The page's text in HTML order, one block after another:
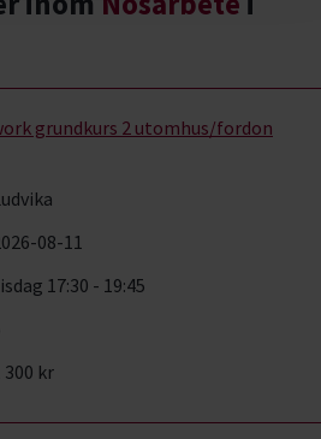
grundkurs 2 utomhus/fordon
08-11
17:30 - 19:45
300 kr